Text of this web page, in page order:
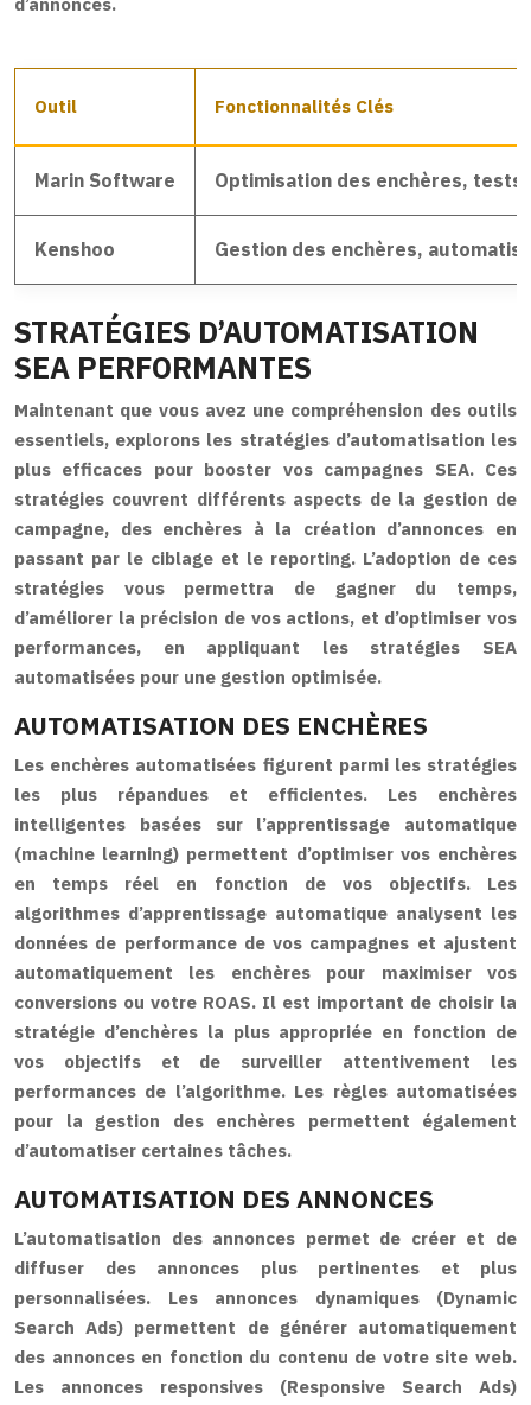
Outil Fonctionnalités Clés
Marin Software Optimisation des enchères, tests
Kenshoo Gestion des enchères,
STRATÉGIES D’AUTOMATISATION
SEA PERFORMANTES
Maintenant que vous avez une compréhension des outils
essentiels, explorons les stratégies d’automatisation les
plus efficaces pour booster vos campagnes SEA. Ces
stratégies couvrent différents aspects de la gestion de
campagne, des enchères à la création d’annonces en
passant par le ciblage et le reporting. L’adoption de ces
stratégies vous permettra de gagner du temps,
d’améliorer la précision de vos actions, et d’optimiser vos
performances, en appliquant les stratégies SEA
automatisées pour une gestion optimisée.
AUTOMATISATION DES ENCHÈRES
Les enchères automatisées figurent parmi les stratégies
les plus répandues et efficientes. Les enchères
intelligentes basées sur l’apprentissage automatique
(machine learning) permettent d’optimiser vos enchères
en temps réel en fonction de vos objectifs. Les
algorithmes d’apprentissage automatique analysent les
données de performance de vos campagnes et ajustent
automatiquement les enchères pour maximiser vos
conversions ou votre ROAS. Il est important de choisir la
stratégie d’enchères la plus appropriée en fonction de
vos objectifs et de surveiller attentivement les
performances de l’algorithme. Les règles automatisées
pour la gestion des enchères permettent également
d’automatiser certaines tâches.
AUTOMATISATION DES ANNONCES
L’automatisation des annonces permet de créer et de
diffuser des annonces plus pertinentes et plus
personnalisées. Les annonces dynamiques (Dynamic
Search Ads) permettent de générer automatiquement
des annonces en fonction du contenu de votre site web.
Les annonces responsives (Responsive Search Ads)